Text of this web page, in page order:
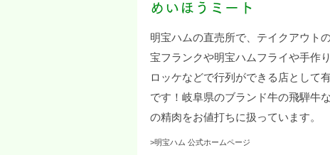
めいほうミート
明宝ハムの直売所で、テイクアウト
宝フランクや明宝ハムフライや手作
ロッケなどで行列ができる店として
です！岐阜県のブランド牛の飛騨牛
の精肉をお値打ちに扱っています。
>明宝ハム 公式ホームページ